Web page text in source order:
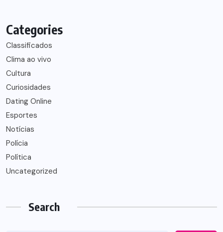
Categories
Classificados
Clima ao vivo
Cultura
Curiosidades
Dating Online
Esportes
Notícias
Polícia
Política
Uncategorized
Search